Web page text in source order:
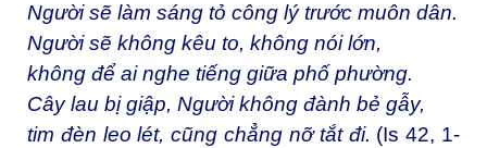
Người sẽ làm sáng tỏ công lý trước muôn dân.
Người sẽ không kêu to, không nói lớn,
không để ai nghe tiếng giữa phố phường.
Cây lau bị giập, Người không đành bẻ gẫy,
tim đèn leo lét, cũng chẳng nỡ tắt đi. (Is 42, 1-